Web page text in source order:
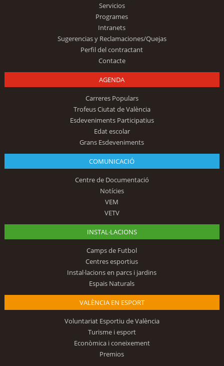
Servicios
Programes
Intranets
Sugerencias y Reclamaciones/Quejas
Perfil del contractant
Contacte
AGENDA
Carreres Populars
Trofeus Ciutat de València
Esdeveniments Participatius
Edat escolar
Grans Esdeveniments
COMUNICACIÓ
Centre de Documentació
Notícies
VEM
VETV
INSTAL·LACIONS
Camps de Futbol
Centres esportius
Instal·lacions en parcs i jardins
Espais Naturals
VALÈNCIA EN ESPORT
Voluntariat Esportiu de València
Turisme i esport
Econòmica i coneixement
Premios